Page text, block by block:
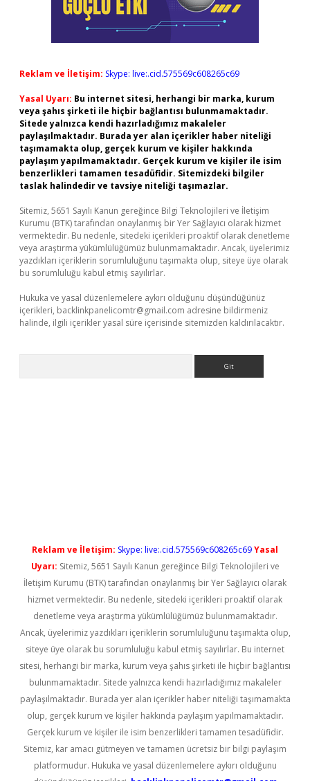
Reklam ve İletişim: Skype: live:.cid.575569c608265c69
Yasal Uyarı: Bu internet sitesi, herhangi bir marka, kurum
veya şahıs şirketi ile hiçbir bağlantısı bulunmamaktadır.
Sitede yalnızca kendi hazırladığımız makaleler
paylaşılmaktadır. Burada yer alan içerikler haber niteliği
taşımamakta olup, gerçek kurum ve kişiler hakkında
paylaşım yapılmamaktadır. Gerçek kurum ve kişiler ile isim
benzerlikleri tamamen tesadüfidir. Sitemizdeki bilgiler
taslak halindedir ve tavsiye niteliği taşımazlar.
Sitemiz, 5651 Sayılı Kanun gereğince Bilgi Teknolojileri ve İletişim
Kurumu (BTK) tarafından onaylanmış bir Yer Sağlayıcı olarak hizmet
vermektedir. Bu nedenle, sitedeki içerikleri proaktif olarak denetleme
veya araştırma yükümlülüğümüz bulunmamaktadır. Ancak, üyelerimiz
yazdıkları içeriklerin sorumluluğunu taşımakta olup, siteye üye olarak
bu sorumluluğu kabul etmiş sayılırlar.
Hukuka ve yasal düzenlemelere aykırı olduğunu düşündüğünüz
içerikleri, backlinkpanelicomtr@gmail.com adresine bildirmeniz
halinde, ilgili içerikler yasal süre içerisinde sitemizden kaldırılacaktır.
Reklam ve İletişim: Skype: live:.cid.575569c608265c69Yasal
Uyarı: Sitemiz, 5651 Sayılı Kanun gereğince Bilgi Teknolojileri ve
İletişim Kurumu (BTK) tarafından onaylanmış bir Yer Sağlayıcı olarak
hizmet vermektedir. Bu nedenle, sitedeki içerikleri proaktif olarak
denetleme veya araştırma yükümlülüğümüz bulunmamaktadır.
Ancak, üyelerimiz yazdıkları içeriklerin sorumluluğunu taşımakta olup,
siteye üye olarak bu sorumluluğu kabul etmiş sayılırlar. Bu internet
sitesi, herhangi bir marka, kurum veya şahıs şirketi ile hiçbir bağlantısı
bulunmamaktadır. Sitede yalnızca kendi hazırladığımız makaleler
paylaşılmaktadır. Burada yer alan içerikler haber niteliği taşımamakta
olup, gerçek kurum ve kişiler hakkında paylaşım yapılmamaktadır.
Gerçek kurum ve kişiler ile isim benzerlikleri tamamen tesadüfidir.
Sitemiz, kar amacı gütmeyen ve tamamen ücretsiz bir bilgi paylaşım
platformudur. Hukuka ve yasal düzenlemelere aykırı olduğunu